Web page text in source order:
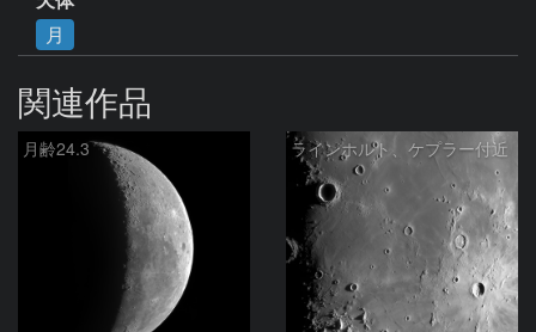
月
関連作品
月齢24.3 ラインホルト、ケプラー付近